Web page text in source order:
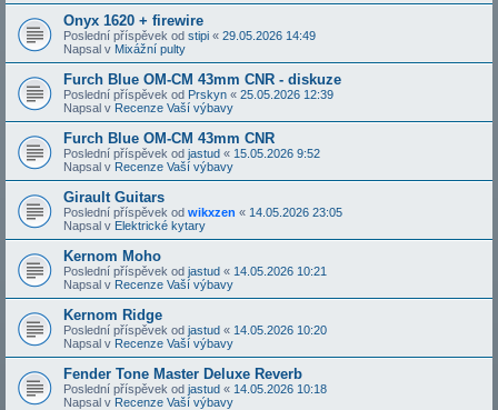
Onyx 1620 + firewire
Poslední příspěvek od stipi « 29.05.2026 14:49
Napsal v Mixážní pulty
Furch Blue OM-CM 43mm CNR - diskuze
Poslední příspěvek od Prskyn « 25.05.2026 12:39
Napsal v Recenze Vaší výbavy
Furch Blue OM-CM 43mm CNR
Poslední příspěvek od jastud « 15.05.2026 9:52
Napsal v Recenze Vaší výbavy
Girault Guitars
Poslední příspěvek od wikxzen « 14.05.2026 23:05
Napsal v Elektrické kytary
Kernom Moho
Poslední příspěvek od jastud « 14.05.2026 10:21
Napsal v Recenze Vaší výbavy
Kernom Ridge
Poslední příspěvek od jastud « 14.05.2026 10:20
Napsal v Recenze Vaší výbavy
Fender Tone Master Deluxe Reverb
Poslední příspěvek od jastud « 14.05.2026 10:18
Napsal v Recenze Vaší výbavy